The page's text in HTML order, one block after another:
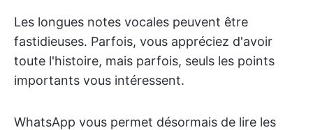
Les longues notes vocales peuvent être
fastidieuses. Parfois, vous appréciez d'avoir
toute l'histoire, mais parfois, seuls les points
importants vous intéressent.
WhatsApp vous permet désormais de lire les